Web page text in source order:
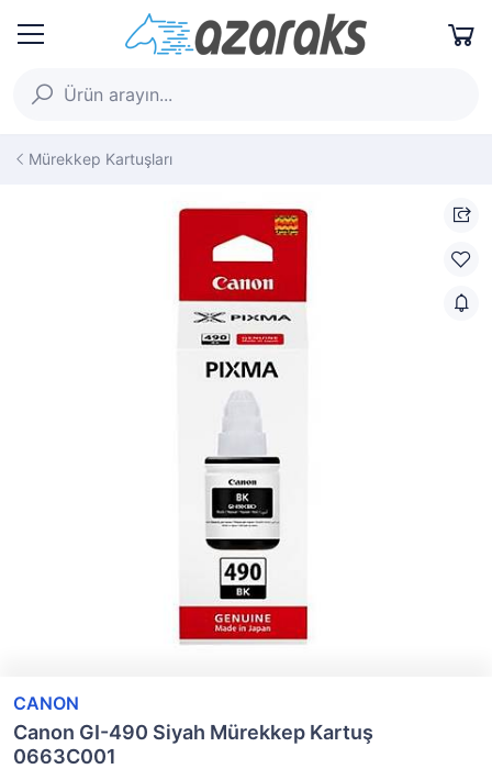
Mürekkep Kartuşları
CANON
Canon GI-490 Siyah Mürekkep Kartuş
0663C001